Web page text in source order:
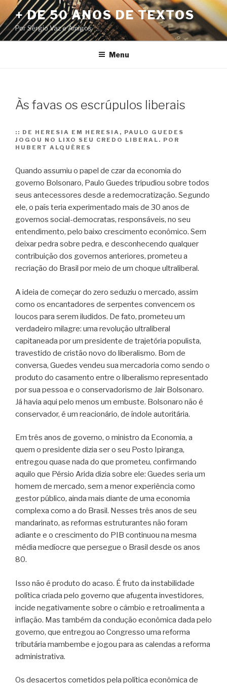
Pular
para
o
conteúdo
+ DE 50 ANOS DE TEXTOS
Por Sérgio Vaz e Amigos
Menu
Às favas os escrúpulos liberais
:: DE HERESIA EM HERESIA, PAULO GUEDES
JOGOU NO LIXO SEU CREDO LIBERAL. POR
HUBERT ALQUÉRES
Quando assumiu o papel de czar da economia do
governo Bolsonaro, Paulo Guedes tripudiou sobre todos
seus antecessores desde a redemocratização. Segundo
ele, o país teria experimentado mais de 30 anos de
governos social-democratas, responsáveis, no seu
entendimento, pelo baixo crescimento econômico. Sem
deixar pedra sobre pedra, e desconhecendo qualquer
contribuição dos governos anteriores, prometeu a
recriação do Brasil por meio de um choque ultraliberal.
A ideia de começar do zero seduziu o mercado, assim
como os encantadores de serpentes convencem os
loucos para serem iludidos. De fato, prometeu um
verdadeiro milagre: uma revolução ultraliberal
capitaneada por um presidente de trajetória populista,
travestido de cristão novo do liberalismo. Bom de
conversa, Guedes vendeu sua mercadoria como sendo o
produto do casamento entre o liberalismo representado
por sua pessoa e o conservadorismo de Jair Bolsonaro.
Já havia aqui pelo menos um embuste. Bolsonaro não é
conservador, é um reacionário, de índole autoritária.
Em três anos de governo, o ministro da Economia, a
quem o presidente dizia ser o seu Posto Ipiranga,
entregou quase nada do que prometeu, confirmando
aquilo que Pérsio Arida dizia sobre ele: Guedes seria um
homem de mercado, sem a menor experiência como
gestor público, ainda mais diante de uma economia
complexa como a do Brasil. Nesses três anos de seu
mandarinato, as reformas estruturantes não foram
adiante e o crescimento do PIB continuou na mesma
média medíocre que persegue o Brasil desde os anos
80.
Isso não é produto do acaso. É fruto da instabilidade
política criada pelo governo que afugenta investidores,
incide negativamente sobre o câmbio e retroalimenta a
inflação. Mas também da condução econômica dada pelo
governo, que entregou ao Congresso uma reforma
tributária mambembe e jogou para as calendas a reforma
administrativa.
Os desacertos cometidos pela política econômica de